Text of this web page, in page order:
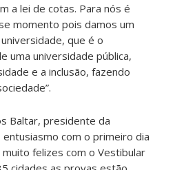
a lei de cotas. Para nós é
momento pois damos um
que é o
uma universidade pública,
e a inclusão, fazendo
Baltar, presidente da
com o primeiro dia
felizes com o Vestibular